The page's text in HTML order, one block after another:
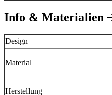
Info & Materialien
Design
Material
Herstellung